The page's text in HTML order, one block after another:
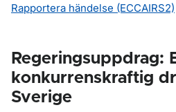
Rapportera händelse (ECCAIRS2)
Regeringsuppdrag:
konkurrenskraftig
Sverige